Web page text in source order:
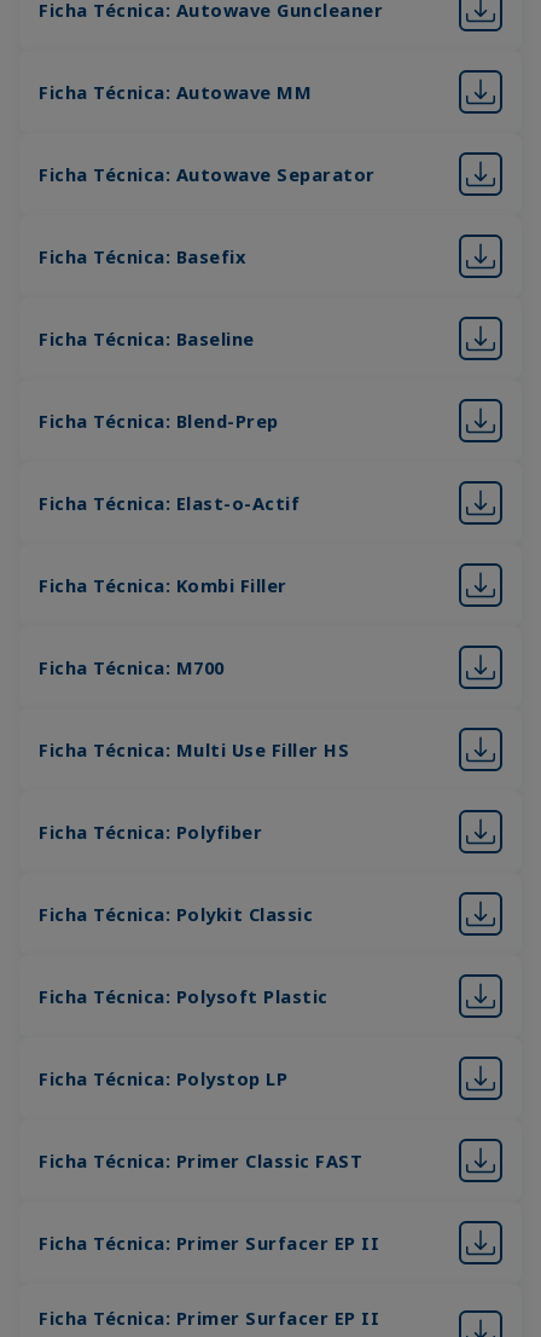
Ficha Técnica: Autowave Guncleaner
Ficha Técnica: Autowave MM
Ficha Técnica: Autowave Separator
Ficha Técnica: Basefix
Ficha Técnica: Baseline
Ficha Técnica: Blend-Prep
Ficha Técnica: Elast-o-Actif
Ficha Técnica: Kombi Filler
Ficha Técnica: M700
Ficha Técnica: Multi Use Filler HS
Ficha Técnica: Polyfiber
Ficha Técnica: Polykit Classic
Ficha Técnica: Polysoft Plastic
Ficha Técnica: Polystop LP
Ficha Técnica: Primer Classic FAST
Ficha Técnica: Primer Surfacer EP II
Ficha Técnica: Primer Surfacer EP II